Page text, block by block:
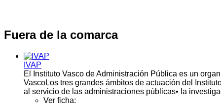
Fuera de la comarca
IVAP
El Instituto Vasco de Administración Pública es un
VascoLos tres grandes ámbitos de actuación del
al servicio de las administraciones públicas• la
Ver ficha: